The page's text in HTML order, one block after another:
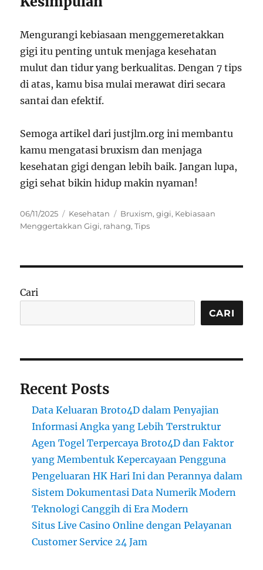
Mengurangi kebiasaan menggemeretakkan
gigi itu penting untuk menjaga kesehatan
mulut dan tidur yang berkualitas. Dengan 7 tips
di atas, kamu bisa mulai merawat diri secara
santai dan efektif.
Semoga artikel dari justjlm.org ini membantu
kamu mengatasi bruxism dan menjaga
kesehatan gigi dengan lebih baik. Jangan lupa,
gigi sehat bikin hidup makin nyaman!
Posted
on
06/11/2025 Categories
Kesehatan Tags
Bruxism,gigi, Kebiasaan
Menggertakkan Gigi, rahang,Tips
Cari
CARI
Recent Posts
Data Keluaran Broto4D dalam Penyajian
Informasi Angka yang Lebih Terstruktur
Agen Togel Terpercaya Broto4D dan Faktor
yang Membentuk Kepercayaan Pengguna
Pengeluaran HK Hari Ini dan Perannya dalam
Sistem Dokumentasi Data Numerik Modern
Teknologi Canggih di Era Modern
Situs Live Casino Online dengan Pelayanan
Customer Service 24 Jam